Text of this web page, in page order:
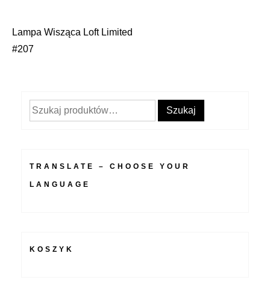
Nawigacja
Lampa Wisząca Loft Limited
#207
Szukaj: Szukaj
TRANSLATE – CHOOSE YOUR
LANGUAGE
KOSZYK